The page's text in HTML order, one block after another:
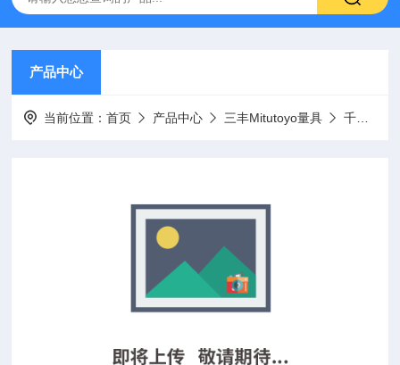
产品中心
当前位置：首页 产品中心 三丰Mitutoyo量具 千分尺